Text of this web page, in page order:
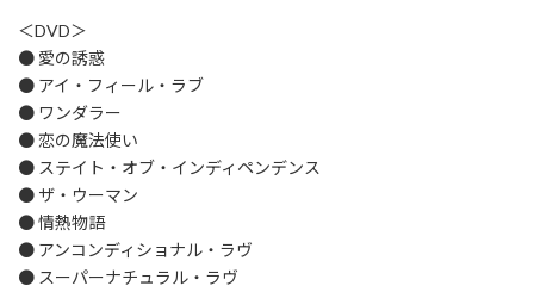
＜DVD＞
● 愛の誘惑
● アイ・フィール・ラブ
● ワンダラー
● 恋の魔法使い
● ステイト・オブ・インディペンデンス
● ザ・ウーマン
● 情熱物語
● アンコンディショナル・ラヴ
● スーパーナチュラル・ラヴ